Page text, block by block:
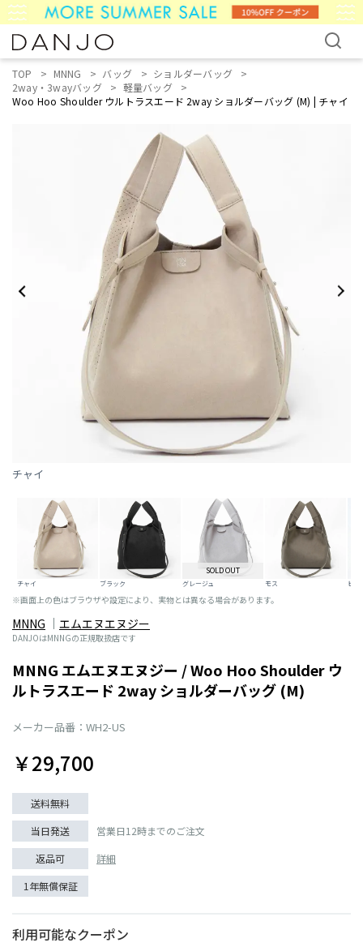
TOP MNNG バッグ
ショルダーバッグ
2way・3wayバッグ
軽量バッグ
Woo Hoo Shoulder ウルトラスエード 2way ショルダーバッグ (M) | チャイ
チャイ
チャイ ブラック
SOLD OUT
グレージュ モス ビタ
※画面上の色はブラウザや設定により、実物とは異なる場合があります。
MNNG エムエヌエヌジー
DANJOはMNNGの正規取扱店です
MNNG エムエヌエヌジー / Woo Hoo Shoulder ウ
ルトラスエード 2way ショルダーバッグ (M)
メーカー品番：WH2-US
￥29,700
送料無料
当日発送
営業日12時までのご注文
返品可
詳細
1年無償保証
利用可能なクーポン